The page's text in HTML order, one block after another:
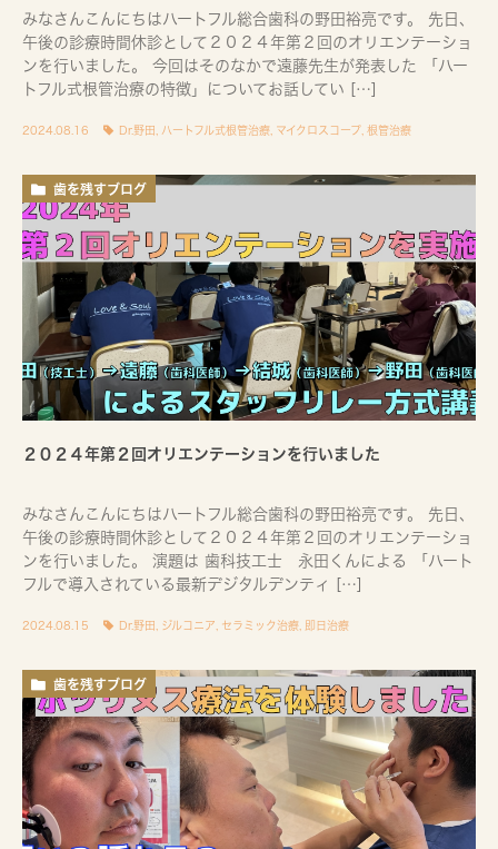
みなさんこんにちはハートフル総合歯科の野田裕亮です。 先日、
午後の診療時間休診として２０２４年第２回のオリエンテーショ
ンを行いました。 今回はそのなかで遠藤先生が発表した 「ハー
トフル式根管治療の特徴」についてお話してい […]
2024.08.16 Dr.野田 ハートフル式根管治療 マイクロスコープ 根管治療
歯を残すブログ
２０２４年第２回オリエンテーションを行いました
みなさんこんにちはハートフル総合歯科の野田裕亮です。 先日、
午後の診療時間休診として２０２４年第２回のオリエンテーショ
ンを行いました。 演題は 歯科技工士 永田くんによる 「ハート
フルで導入されている最新デジタルデンティ […]
2024.08.15 Dr.野田 ジルコニア セラミック治療 即日治療
歯を残すブログ